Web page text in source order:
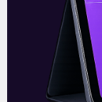
Leia mais
07/01/2022